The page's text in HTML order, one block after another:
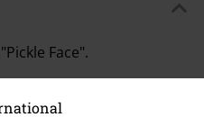
Face".